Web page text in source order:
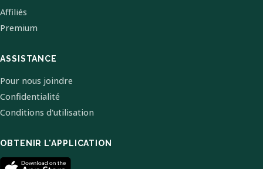
Affiliés
Premium
ASSISTANCE
Pour nous joindre
Confidentialité
Conditions d'utilisation
OBTENIR L'APPLICATION